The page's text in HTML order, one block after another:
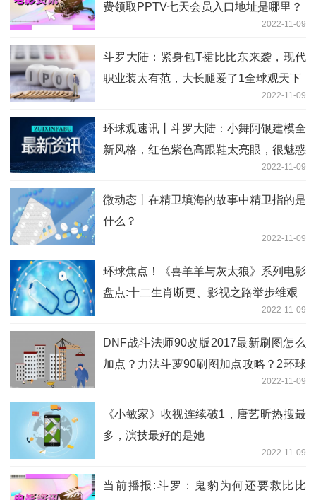
费领取PPTV七天会员入口地址是哪里？
2022-11-09
斗罗大陆：紧身包T裙比比东来袭，现代
职业装太有范，大长腿爱了1全球观天下
2022-11-09
环球观速讯丨斗罗大陆：小舞阿银建模全
新风格，红色紫色高跟鞋太亮眼，很魅惑
2022-11-09
微动态丨在精卫填海的故事中精卫指的是
什么？
2022-11-09
环球焦点！《喜羊羊与灰太狼》系列电影
盘点:十二生肖断更、影视之路举步维艰
2022-11-09
DNF战斗法师90改版2017最新刷图怎么
加点？力法斗萝90刷图加点攻略？2环球
2022-11-09
《小敏家》收视连续破1，唐艺昕热搜最
多，演技最好的是她
2022-11-09
当前播报:斗罗：鬼豹为何还要救比比